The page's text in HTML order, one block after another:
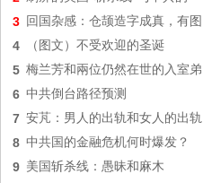
3 回国杂感：仓颉造字成真，有图
4 （图文）不受欢迎的圣诞
5 梅兰芳和兩位仍然在世的入室弟
6 中共倒台路径预测
7 安芃：男人的出轨和女人的出轨
8 中共国的金融危机何时爆发？
9 美国斩杀线：愚昧和麻木